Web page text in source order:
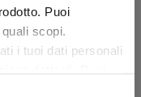
Puoi
scopi.
i tuoi dati personali